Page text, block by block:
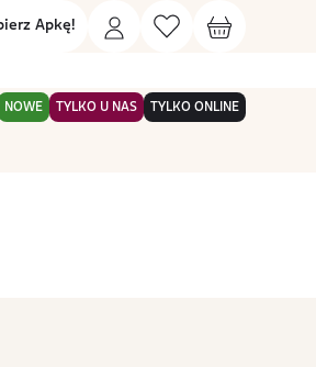
Apkę!
NOWE TYLKO U NAS TYLKO ONLINE